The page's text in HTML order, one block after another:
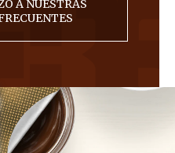
A NUESTRAS